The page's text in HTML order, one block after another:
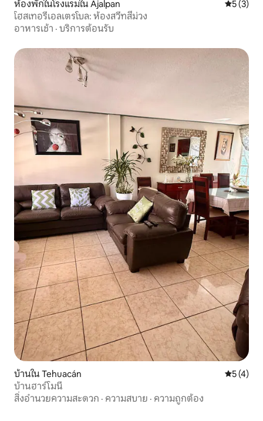
ห้องพักในโรงแรมใน Ajalpan คะแนนเฉ
5 (3)
โฮสเทอรีเอลเตรโบล: ห้องสวีทสีม่วง
อาหารเช้า · บริการต้อนรับ
บ้านใน Tehuacán คะแนนเฉ
5 (4)
บ้านฮาร์โมนี
สิ่งอำนวยความสะดวก · ความสบาย · ความถูกต้อง